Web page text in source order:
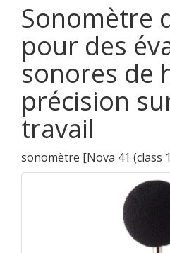
Sonomètre
pour des
sonores de
précision
travail
sonomètre [Nova 41 (class